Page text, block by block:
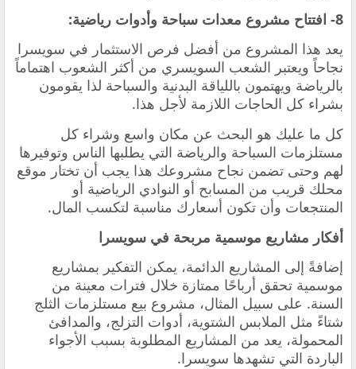
8- افتتاح مشروع معدات سباحة وأدوات رياضية:
يعد هذا المشروع من أفضل فرص الاستثمار في سويسرا
نجاحاً ويعتبر الشعب السويسري من أكثر الشعوب اهتماماً
بالرياضة ويهتمون باللياقة البدنية والسباحة لذا يقومون
بشراء كل الحاجات اللازمة لأجل هذا.
كل ما عليك هو البحث عن مكان واسع وشراء كل
مستلزمات السباحة والرياضة التي يطلبها الناس وتوفيرها
لهم وحتى تضمن نجاح مشروعك هذا يجب أن تختار موقع
محلك قريب من المسابح أو النوادي الرياضية أو
المنتجعات وأن تكون أسعارك مناسبة لتكسب المال.
أفكار مشاريع موسمية مربحة في سويسرا
إضافةً إلى المشاريع الدائمة، يمكن التفكير بمشاريع
موسمية تحقق أرباحًا ممتازة خلال فترات معينة من
السنة. على سبيل المثال، مشروع بيع مستلزمات الثلج
شتاءً مثل الملابس الشتوية، أدوات التزلج، والمدافئ
المحمولة، يعد من المشاريع المطلوبة بسبب الأجواء
الباردة التي تشهدها سويسرا.